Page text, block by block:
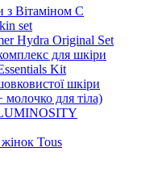
з Вітаміном С
set
Hydra Original Set
для шкіри
Kit
шкіри
молочко для тіла)
Tous